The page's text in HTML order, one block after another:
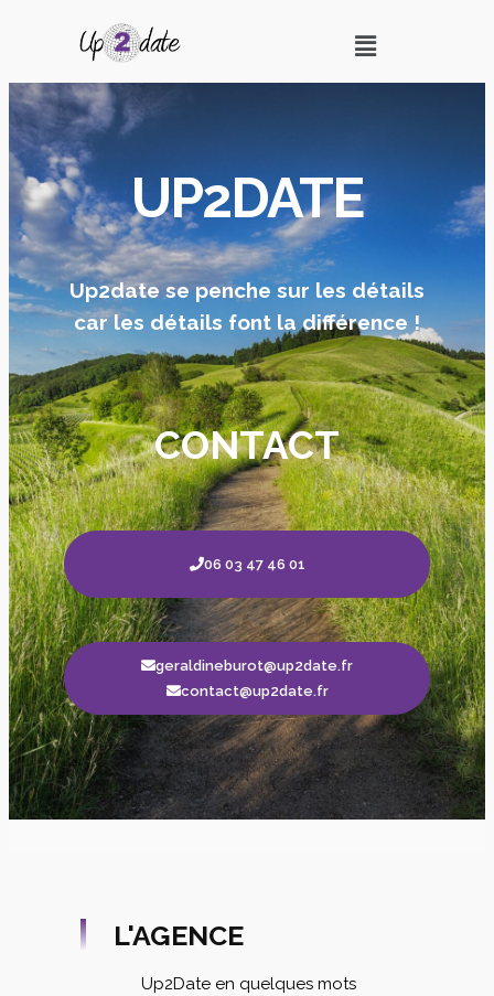
UP2DATE
Up2date se penche sur les détails
car les détails font la différence !
CONTACT
06 03 47 46 01
geraldineburot@up2date.fr
contact@up2date.fr
L'AGENCE
Up2Date en quelques mots